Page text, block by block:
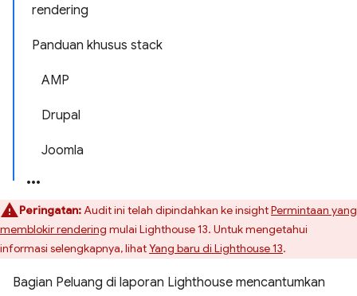
rendering
Panduan khusus stack
AMP
Drupal
Joomla
Peringatan:Audit ini telah dipindahkan ke insightPermintaan yang
memblokir rendering mulai Lighthouse 13. Untuk mengetahui
informasi selengkapnya, lihatYang baru di Lighthouse 13.
Bagian Peluang di laporan Lighthouse mencantumkan